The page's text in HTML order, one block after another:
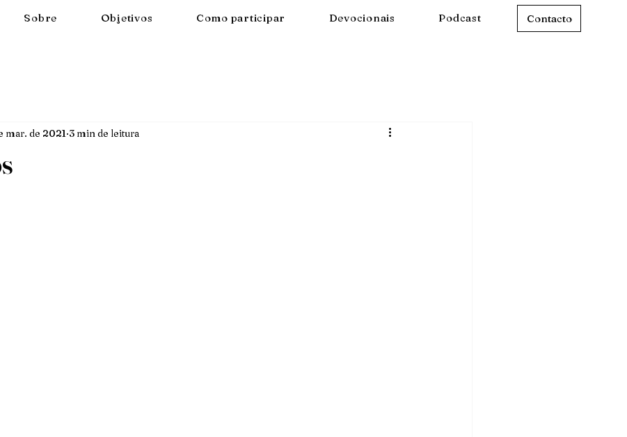
Sobre Objetivos Como participar Devocionais Podcast Contacto
mar. de 2021 3 min de leitura